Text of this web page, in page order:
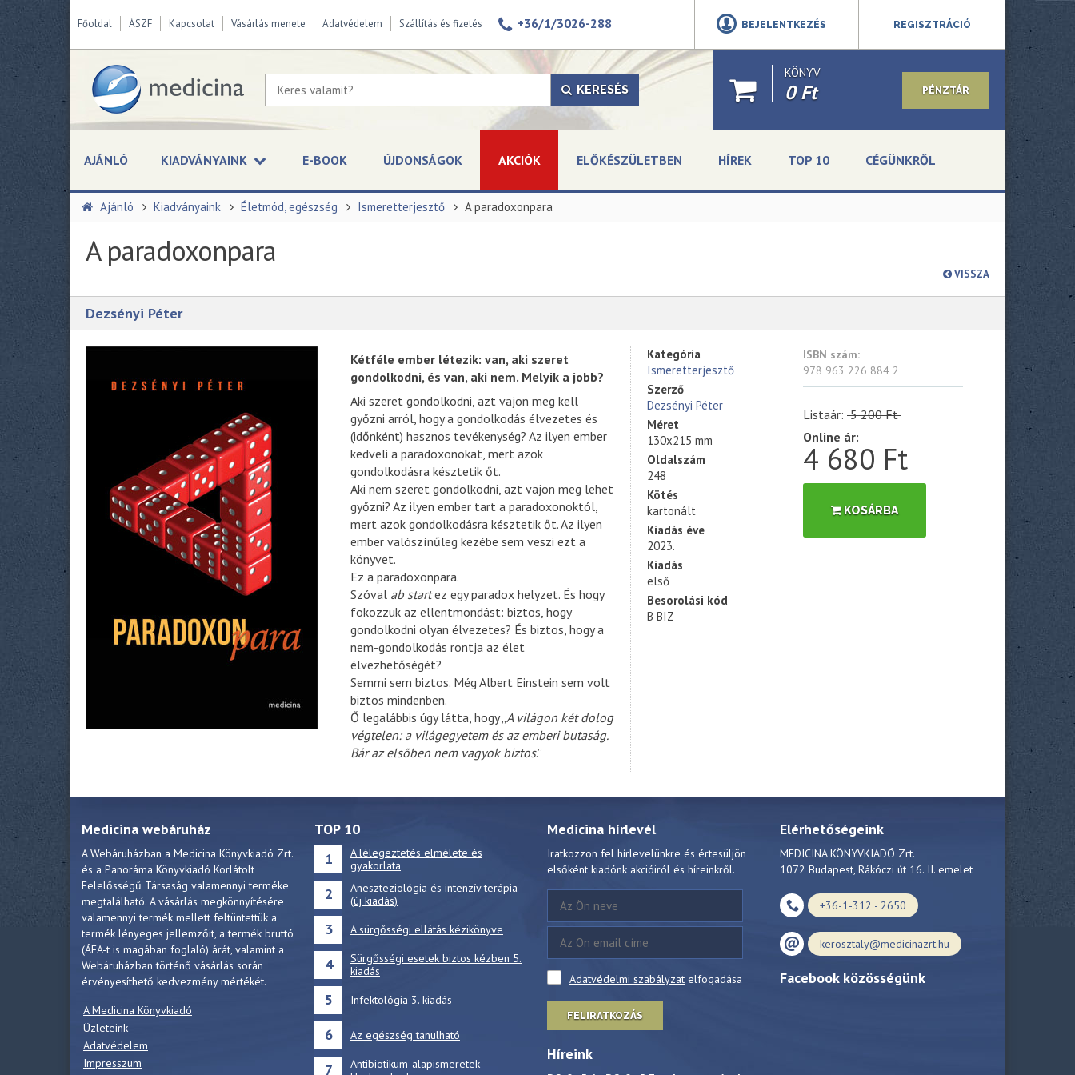
Főoldal ÁSZF Kapcsolat Vásárlás menete Adatvédelem Szállítás és fizetés +36/1/3026-288 BEJELENTKEZÉS REGISZTRÁCIÓ
KÖNYV
0 Ft PÉNZTÁR
KERESÉS
AJÁNLÓ KIADVÁNYAINK E-BOOK ÚJDONSÁGOK AKCIÓK ELŐKÉSZÜLETBEN HÍREK TOP 10 CÉGÜNKRŐL
Ajánló Kiadványaink Életmód, egészség Ismeretterjesztő A paradoxonpara
A paradoxonpara
Dezsényi Péter
VISSZA
Kétféle ember létezik: van, aki szeret
gondolkodni, és van, aki nem. Melyik a jobb?
Aki szeret gondolkodni, azt vajon meg kell
győzni arról, hogy a gondolkodás élvezetes és
(időnként) hasznos tevékenység? Az ilyen ember
kedveli a paradoxonokat, mert azok
gondolkodásra késztetik őt.
Aki nem szeret gondolkodni, azt vajon meg lehet
győzni? Az ilyen ember tart a paradoxonoktól,
mert azok gondolkodásra késztetik őt. Az ilyen
ember valószínűleg kezébe sem veszi ezt a
könyvet.
Ez a paradoxonpara.
Szóval ab startez egy paradox helyzet. És hogy
fokozzuk az ellentmondást: biztos, hogy
gondolkodni olyan élvezetes? És biztos, hogy a
nem-gondolkodás rontja az élet
élvezhetőségét?
Semmi sem biztos. Még Albert Einstein sem volt
biztos mindenben.
Ő legalábbis úgy látta, hogy „A világon két dolog
végtelen: a világegyetem és az emberi butaság.
Bár az elsőben nem vagyok biztos.”
Kategória
Ismeretterjesztő
Szerző
Dezsényi Péter
Méret
130x215 mm
Oldalszám
248
Kötés
kartonált
Kiadás éve
2023.
Kiadás
első
Besorolási kód
B BIZ
ISBN szám:
978 963 226 884 2
Listaár: 5 200 Ft
Online ár:
4 680 Ft
KOSÁRBA
Medicina webáruház
A Webáruházban a Medicina Könyvkiadó Zrt.
és a Panoráma Könyvkiadó Korlátolt
Felelősségű Társaság valamennyi terméke
megtalálható. A vásárlás megkönnyítésére
valamennyi termék mellett feltüntettük a
termék lényeges jellemzőit, a termék bruttó
(ÁFA-t is magában foglaló) árát, valamint a
Webáruházban történő vásárlás során
érvényesíthető kedvezmény mértékét.
A Medicina Könyvkiadó
Üzleteink
Adatvédelem
Impresszum
TOP 10
1
A lélegeztetés elmélete és
gyakorlata
2
Aneszteziológia és intenzív terápia
(új kiadás)
3 A sürgősségi ellátás kézikönyve
4
Sürgősségi esetek biztos kézben 5.
kiadás
5 Infektológia 3. kiadás
6 Az egészség tanulható
7
Antibiotikum-alapismeretek
Medicina hírlevél
Iratkozzon fel hírlevelünkre és értesüljön
elsőként kiadónk akcióiról és híreinkről.
Adatvédelmi szabályzat elfogadása
FELIRATKOZÁS
Híreink
Elérhetőségeink
MEDICINA KÖNYVKIADÓ Zrt.
1072 Budapest, Rákóczi út 16. II. emelet
+36-1-312 - 2650
kerosztaly@medicinazrt.hu
Facebook közösségünk